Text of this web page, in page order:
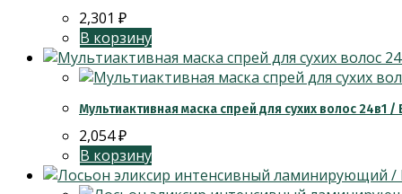
2,301 ₽
В корзину
Мультиактивная маска спрей для сухих волос 24в1 /
2,054₽
В корзину